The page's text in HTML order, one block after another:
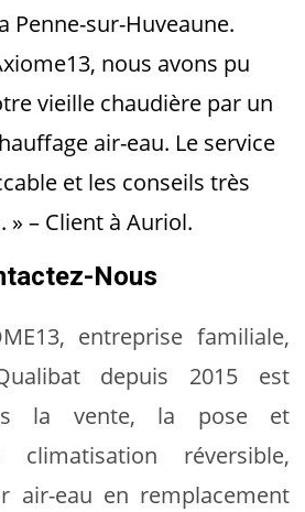
Penne-sur-Huveaune.
nous avons pu
vieille chaudière par un
air-eau. Le service
et les conseils très
» – Client à Auriol.
Nous
entreprise familiale,
depuis 2015 est
la vente, la pose et
climatisation réversible,
air-eau en remplacement